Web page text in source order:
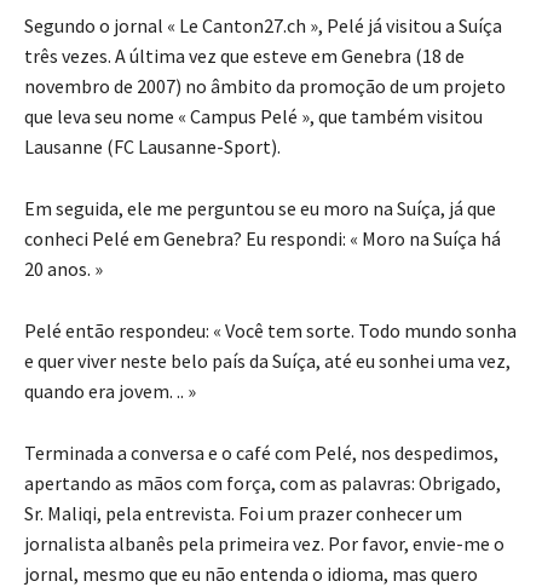
Segundo o jornal « Le Canton27.ch », Pelé já visitou a Suíça
três vezes. A última vez que esteve em Genebra (18 de
novembro de 2007) no âmbito da promoção de um projeto
que leva seu nome « Campus Pelé », que também visitou
Lausanne (FC Lausanne-Sport).
Em seguida, ele me perguntou se eu moro na Suíça, já que
conheci Pelé em Genebra? Eu respondi: « Moro na Suíça há
20 anos. »
Pelé então respondeu: « Você tem sorte. Todo mundo sonha
e quer viver neste belo país da Suíça, até eu sonhei uma vez,
quando era jovem. .. »
Terminada a conversa e o café com Pelé, nos despedimos,
apertando as mãos com força, com as palavras: Obrigado,
Sr. Maliqi, pela entrevista. Foi um prazer conhecer um
jornalista albanês pela primeira vez. Por favor, envie-me o
jornal, mesmo que eu não entenda o idioma, mas quero